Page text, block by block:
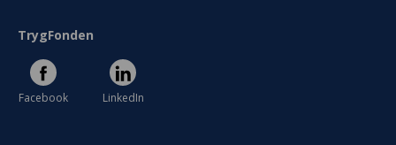
TrygFonden
Facebook LinkedIn